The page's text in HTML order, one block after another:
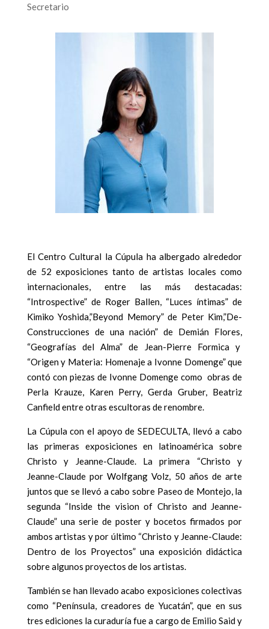
Secretario
El Centro Cultural la Cúpula ha albergado alrededor
de 52 exposiciones tanto de artistas locales como
internacionales, entre las más destacadas:
“Introspective” de Roger Ballen, “Luces íntimas” de
Kimiko Yoshida,”Beyond Memory” de Peter Kim,”De-
Construcciones de una nación” de Demián Flores,
“Geografías del Alma” de Jean-Pierre Formica y
“Origen y Materia: Homenaje a Ivonne Domenge” que
contó con piezas de Ivonne Domenge como obras de
Perla Krauze, Karen Perry, Gerda Gruber, Beatriz
Canfield entre otras escultoras de renombre.
La Cúpula con el apoyo de SEDECULTA, llevó a cabo
las primeras exposiciones en latinoamérica sobre
Christo y Jeanne-Claude. La primera “Christo y
Jeanne-Claude por Wolfgang Volz, 50 años de arte
juntos que se llevó a cabo sobre Paseo de Montejo, la
segunda “Inside the vision of Christo and Jeanne-
Claude” una serie de poster y bocetos firmados por
ambos artistas y por último “Christo y Jeanne-Claude:
Dentro de los Proyectos” una exposición didáctica
sobre algunos proyectos de los artistas.
También se han llevado acabo exposiciones colectivas
como “Península, creadores de Yucatán”, que en sus
tres ediciones la curaduría fue a cargo de Emilio Said y